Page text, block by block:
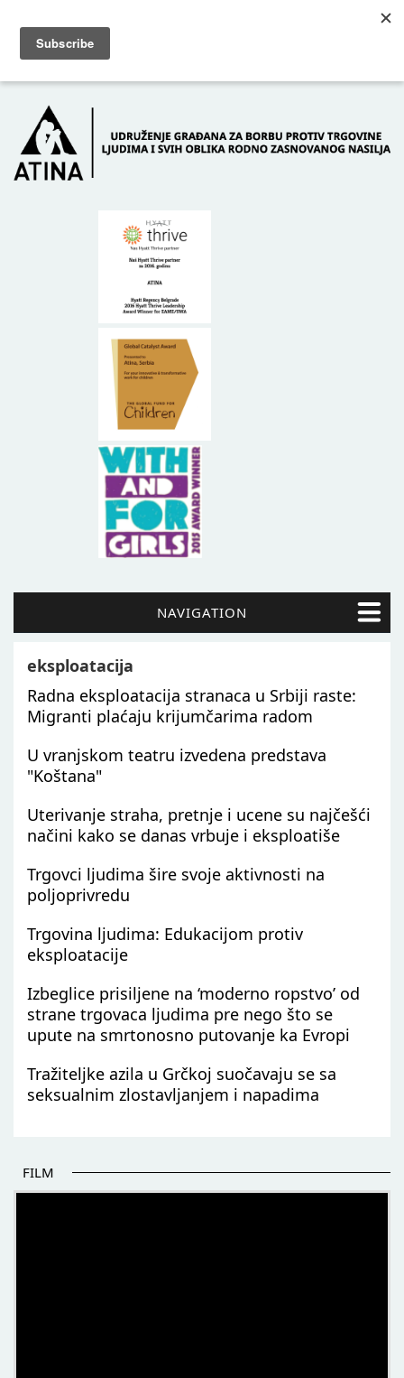
POČETNA O NAMA
NAVIGATION
eksploatacija
Radna eksploatacija stranaca u Srbiji raste:
Migranti plaćaju krijumčarima radom
U vranjskom teatru izvedena predstava
"Koštana"
Uterivanje straha, pretnje i ucene su najčešći
načini kako se danas vrbuje i eksploatiše
Trgovci ljudima šire svoje aktivnosti na
poljoprivredu
Trgovina ljudima: Edukacijom protiv
eksploatacije
Izbeglice prisiljene na ‘moderno ropstvo’ od
strane trgovaca ljudima pre nego što se
upute na smrtonosno putovanje ka Evropi
Tražiteljke azila u Grčkoj suočavaju se sa
seksualnim zlostavljanjem i napadima
FILM